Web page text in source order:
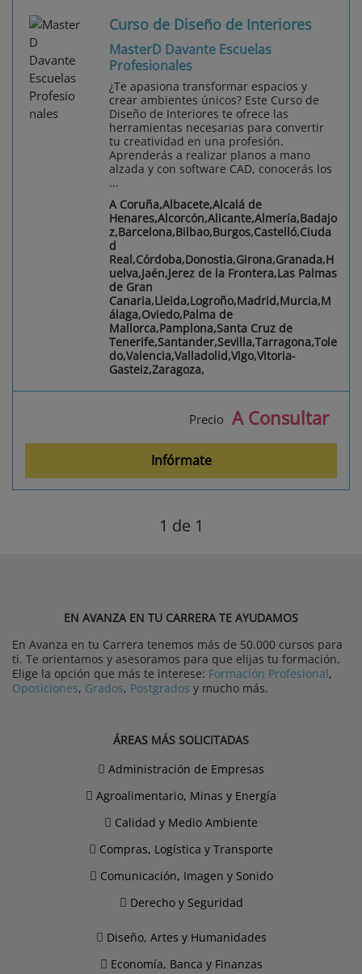
Curso de Diseño de Interiores
MasterD Davante Escuelas
Profesionales
¿Te apasiona transformar espacios y
crear ambientes únicos? Este Curso de
Diseño de Interiores te ofrece las
herramientas necesarias para convertir
tu creatividad en una profesión.
Aprenderás a realizar planos a mano
alzada y con software CAD, conocerás los
...
A Coruña,Albacete,Alcalá de
Henares,Alcorcón,Alicante,Almería,Badajo
z,Barcelona,Bilbao,Burgos,Castelló,Ciuda
d
Real,Córdoba,Donostia,Girona,Granada,H
uelva,Jaén,Jerez de la Frontera,Las Palmas
de Gran
Canaria,Lleida,Logroño,Madrid,Murcia,M
álaga,Oviedo,Palma de
Mallorca,Pamplona,Santa Cruz de
Tenerife,Santander,Sevilla,Tarragona,Tole
do,Valencia,Valladolid,Vigo,Vitoria-
Gasteiz,Zaragoza,
Precio A Consultar
Infórmate
1 de 1
EN AVANZA EN TU CARRERA TE AYUDAMOS
En Avanza en tu Carrera tenemos más de 50.000 cursos para
ti. Te orientamos y asesoramos para que elijas tu formación.
Elige la opción que más te interese: Formación Profesional,
Oposiciones, Grados, Postgrados y mucho más.
ÁREAS MÁS SOLICITADAS
Administración de Empresas
Agroalimentario, Minas y Energía
Calidad y Medio Ambiente
Compras, Logística y Transporte
Comunicación, Imagen y Sonido
Derecho y Seguridad
Diseño, Artes y Humanidades
Economía, Banca y Finanzas